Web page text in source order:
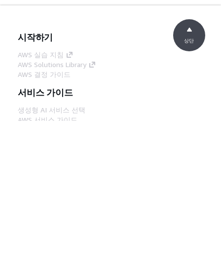
시작하기
AWS 실습 지침
AWS Solutions Library
AWS 결정 가이드
서비스 가이드
생성형 AI 서비스 선택
AWS 서비스 가이드
상단